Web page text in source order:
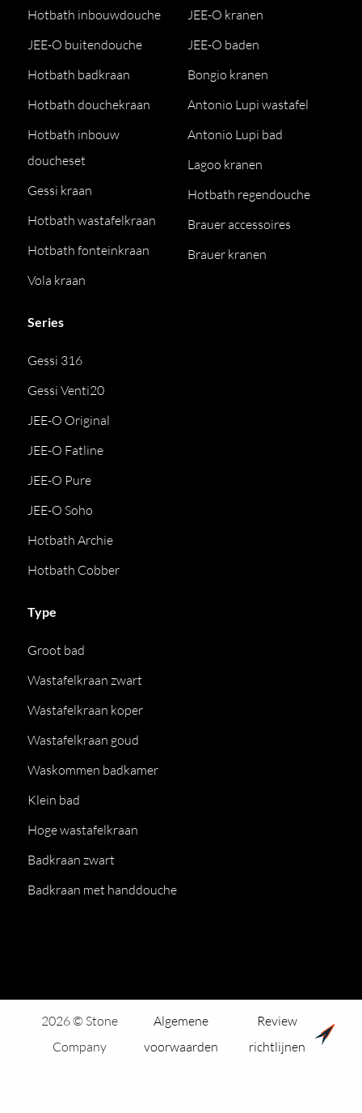
Hotbath inbouwdouche
JEE-O buitendouche
Hotbath badkraan
Hotbath douchekraan
Hotbath inbouw
doucheset
Gessi kraan
Hotbath wastafelkraan
Hotbath fonteinkraan
Vola kraan
JEE-O kranen
JEE-O baden
Bongio kranen
Antonio Lupi wastafel
Antonio Lupi bad
Lagoo kranen
Hotbath regendouche
Brauer accessoires
Brauer kranen
Series
Gessi 316
Gessi Venti20
JEE-O Original
JEE-O Fatline
JEE-O Pure
JEE-O Soho
Hotbath Archie
Hotbath Cobber
Type
Groot bad
Wastafelkraan zwart
Wastafelkraan koper
Wastafelkraan goud
Waskommen badkamer
Klein bad
Hoge wastafelkraan
Badkraan zwart
Badkraan met handdouche
2026 © Stone
Company
Algemene
voorwaarden
Review
richtlijnen